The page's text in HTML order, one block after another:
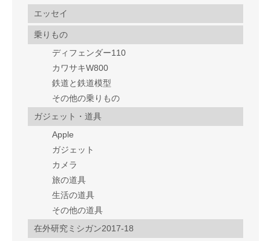
エッセイ
乗りもの
ディフェンダー110
カワサキW800
鉄道と鉄道模型
その他の乗りもの
ガジェット・道具
Apple
ガジェット
カメラ
旅の道具
生活の道具
その他の道具
在外研究ミシガン2017-18